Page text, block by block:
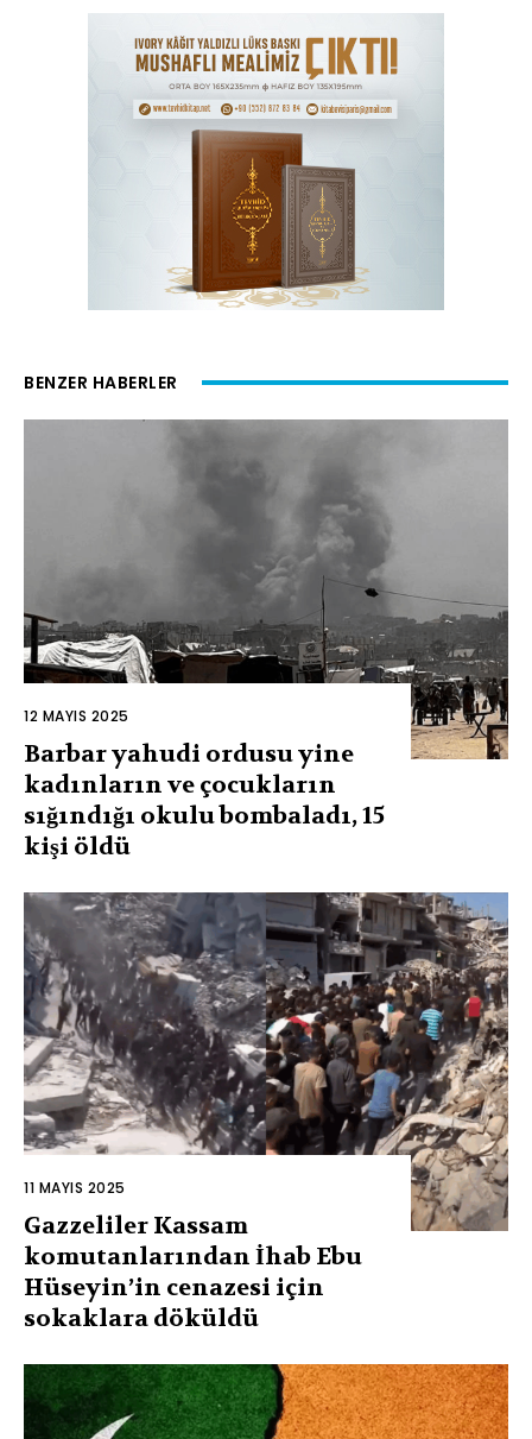
BENZER HABERLER
12 MAYIS 2025
Barbar yahudi ordusu yine
kadınların ve çocukların
sığındığı okulu bombaladı, 15
kişi öldü
11 MAYIS 2025
Gazzeliler Kassam
komutanlarından İhab Ebu
Hüseyin’in cenazesi için
sokaklara döküldü